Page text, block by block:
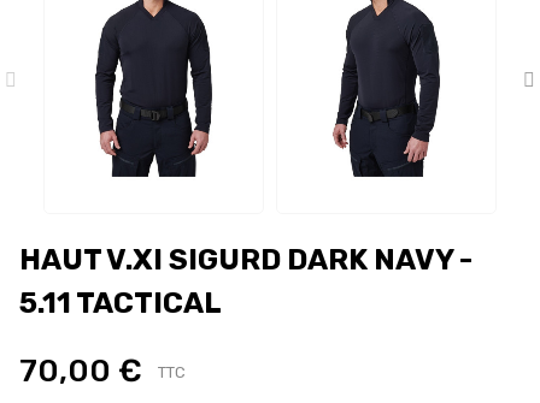
HAUT V.XI SIGURD DARK NAVY -
5.11 TACTICAL
70,00 € TTC